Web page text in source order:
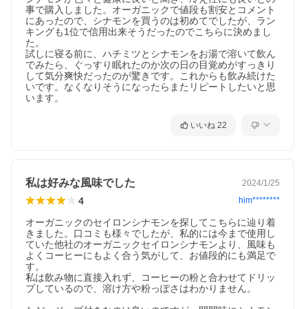
事で購入しました。オーガニックで値段も割安とコメント
にあったので、シナモンを買うのは初めてでしたが、ラン
キングも1位で信用出来そうだったのでこちらに決めまし
た。
試しに寝る前に、ハチミツとシナモンをお湯で溶いて飲ん
でみたら、ぐっすり眠れたのか次の日の目覚めがすっきり
して気分爽快だったのが驚きです。これからも飲み続けた
いです。なくなりそうになったらまたリピートしたいと思
います。
いいね 22
私は好みな風味でした 2024/1/25
4 him********
オーガニックのセイロンシナモンを探してこちらに辿り着
きました。口コミも様々でしたが、私的には今まで使用し
ていた他社のオーガニックセイロンシナモンより、風味も
よくコーヒーにもよく合う気がして、お値段的にも満足で
す。
私は飲み物に直接入れず、コーヒーの粉と合わせてドリッ
プしているので、溶け方や粉っぽさはわかりません。